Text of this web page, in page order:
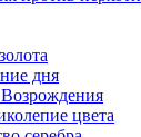
дня
цвета